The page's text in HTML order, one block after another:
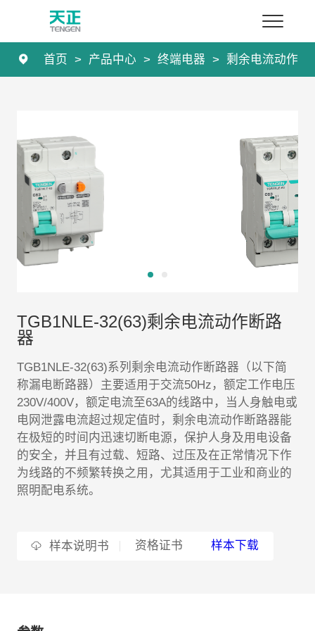
首页
服务专区
新闻中心
关于leyu.乐鱼
首页 > 产品中心 > 终端电器 > 剩余电流动作断
TGB1NLE-32(63)剩余电流动作断路
器
TGB1NLE-32(63)系列剩余电流动作断路器（以下简
称漏电断路器）主要适用于交流50Hz，额定工作电压
230V/400V，额定电流至63A的线路中，当人身触电或
电网泄露电流超过规定值时，剩余电流动作断路器能
在极短的时间内迅速切断电源，保护人身及用电设备
的安全，并且有过载、短路、过压及在正常情况下作
为线路的不频繁转换之用，尤其适用于工业和商业的
照明配电系统。
样本说明书 资格证书 样本下载